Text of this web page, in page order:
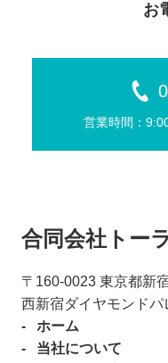
お
営業時間：
合同会社トー
〒160-0023 東京都新
⻄新宿ダイヤモンドパ
ホーム
当社について